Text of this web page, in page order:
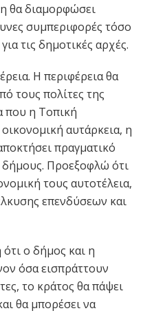
θα διαμορφώσει
συμπεριφορές τόσο
τις δημοτικές αρχές.
Η περιφέρεια θα
τους πολίτες της
που η Τοπική
αυτάρκεια, η
πραγματικό
δήμους. Προεξοφλώ ότι
τους αυτοτέλεια,
επενδύσεων και
ο δήμος και η
όσα εισπράττουν
το κράτος θα πάψει
θα μπορέσει να